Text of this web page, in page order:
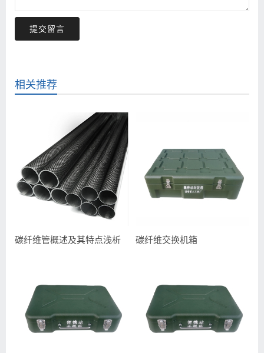
提交留言
相关推荐
碳纤维管概述及其特点浅析 碳纤维交换机箱